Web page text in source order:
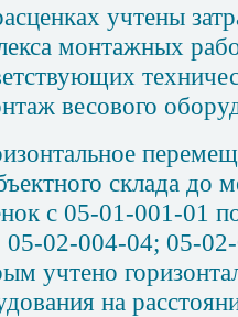
учтены
монтажных
весового
склада до
с 05-01-001-01
05-02-004-04; 05-
учтено
на